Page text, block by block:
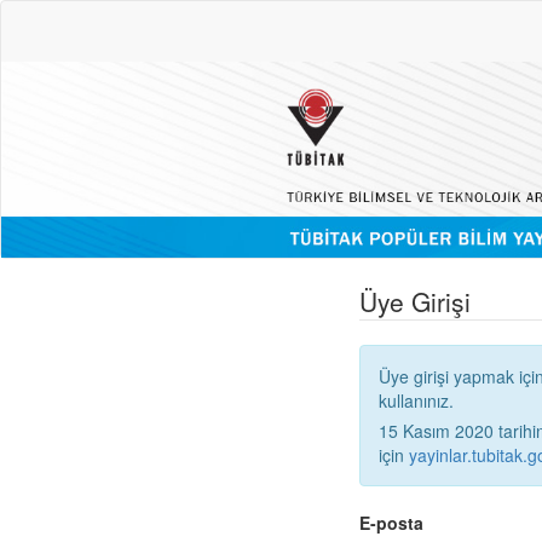
Üye Girişi
Üye girişi yapmak için
kullanınız.
15 Kasım 2020
için
E-posta